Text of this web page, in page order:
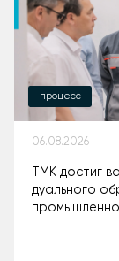
процесс
06.08.2026
ТМК достиг
дуального